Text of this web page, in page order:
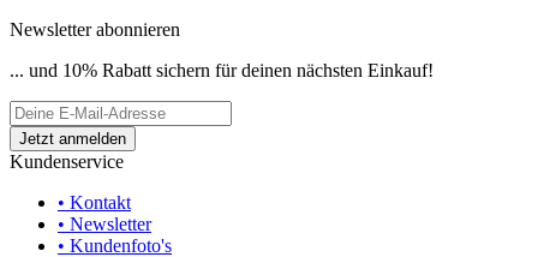
Newsletter abonnieren
... und 10% Rabatt sichern für deinen nächsten Einkauf!
Kundenservice
• Kontakt
• Newsletter
• Kundenfoto's